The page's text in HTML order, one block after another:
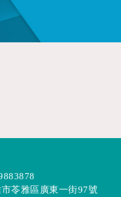
苓雅區廣東一街97號